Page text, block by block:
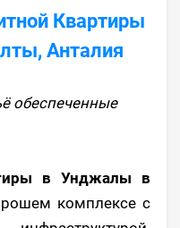
Квартиры
Анталия
обеспеченные
в Унджалы в
комплексе с